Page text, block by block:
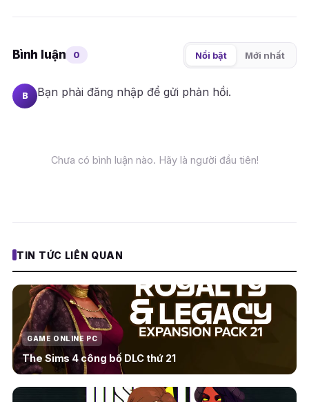
Bình luận 0 Nổi bật Mới nhất
B Bạn phải đăng nhập để gửi phản hồi.
Chưa có bình luận nào. Hãy là người đầu tiên!
TIN TỨC LIÊN QUAN
GAME ONLINE PC
The Sims 4 công bố DLC thứ 21